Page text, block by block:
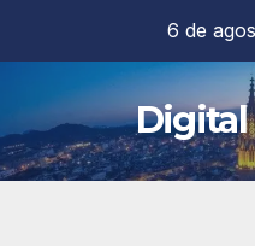
contenido
6 de
Digital